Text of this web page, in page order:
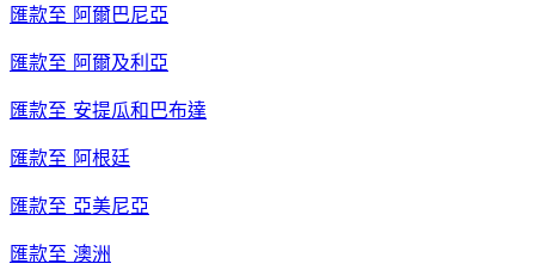
匯款至 阿爾巴尼亞
匯款至 阿爾及利亞
匯款至 安提瓜和巴布達
匯款至 阿根廷
匯款至 亞美尼亞
匯款至 澳洲